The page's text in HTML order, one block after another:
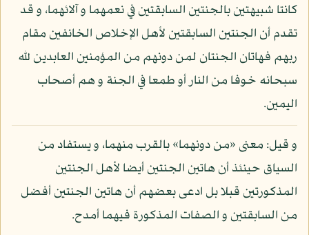
كانتا شبيهتين بالجنتين السابقتين في نعمهما و آلائهما، و قد
تقدم أن الجنتين السابقتين لأهل الإخلاص الخائفين مقام
ربهم فهاتان الجنتان لمن دونهم من المؤمنين العابدين لله
سبحانه خوفا من النار أو طمعا في الجنة و هم أصحاب
اليمين.
و قيل: معنى «من دونهما» بالقرب منهما، و يستفاد من
السياق حينئذ أن هاتين الجنتين أيضا لأهل الجنتين
المذكورتين قبلا بل ادعى بعضهم أن هاتين الجنتين أفضل
من السابقتين و الصفات المذكورة فيهما أمدح.